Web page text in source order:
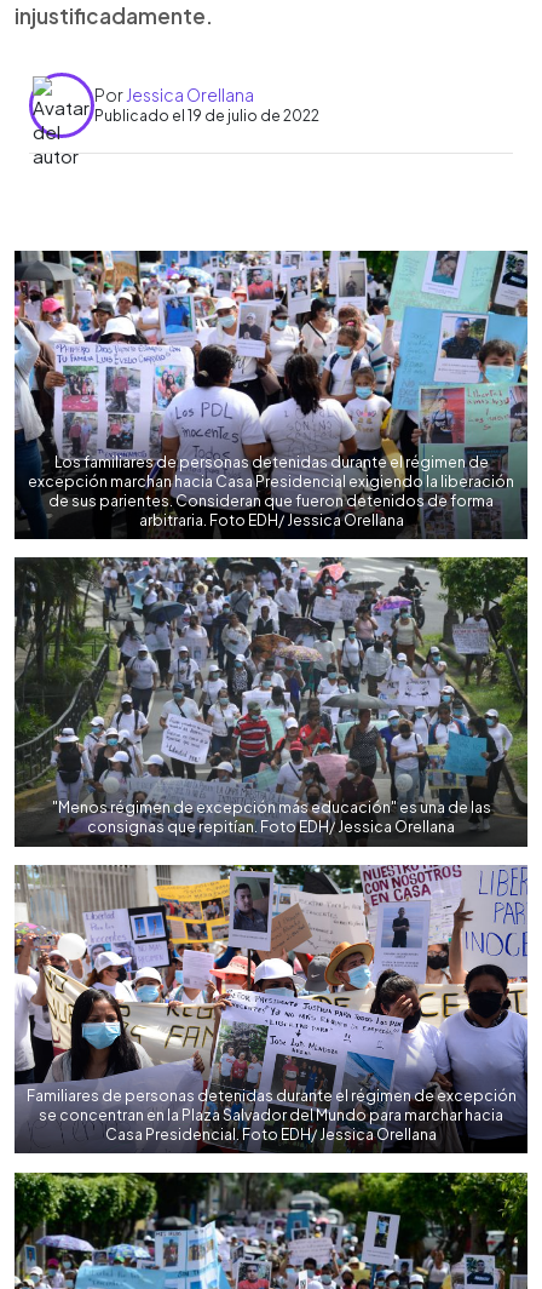
injustificadamente.
Por Jessica Orellana
Publicado el 19 de julio de 2022
► Escuchar artículo
Los familiares de personas detenidas durante el régimen de
excepción marchan hacia Casa Presidencial exigiendo la liberación
de sus parientes. Consideran que fueron detenidos de forma
arbitraria. Foto EDH/ Jessica Orellana
"Menos régimen de excepción más educación" es una de las
consignas que repitían. Foto EDH/ Jessica Orellana
Familiares de personas detenidas durante el régimen de excepción
se concentran en la Plaza Salvador del Mundo para marchar hacia
Casa Presidencial. Foto EDH/ Jessica Orellana